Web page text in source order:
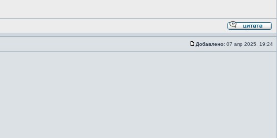
Добавлено: 07 апр 2025, 19:24